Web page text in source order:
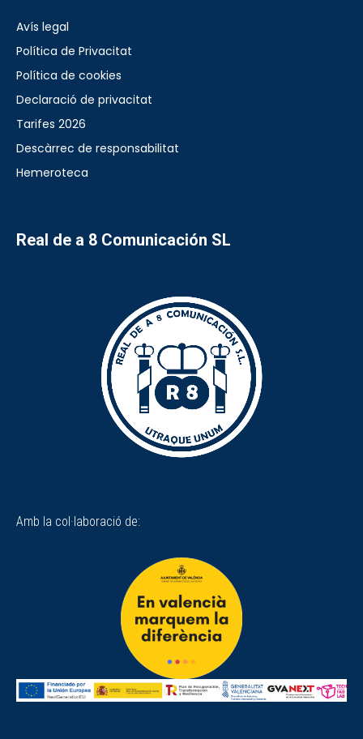
Avís legal
Política de Privacitat
Política de cookies
Declaració de privacitat
Tarifes 2026
Descàrrec de responsabilitat
Hemeroteca
Real de a 8 Comunicación SL
Amb la col·laboració de: